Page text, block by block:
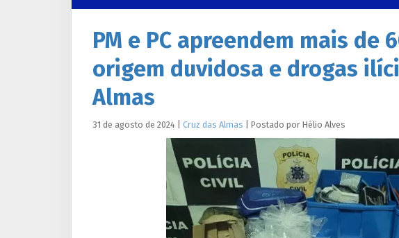
PM e PC apreendem mais de
origem duvidosa e drogas
Almas
31 de agosto de 2024 Cruz das Almas Postado por Hélio Alves